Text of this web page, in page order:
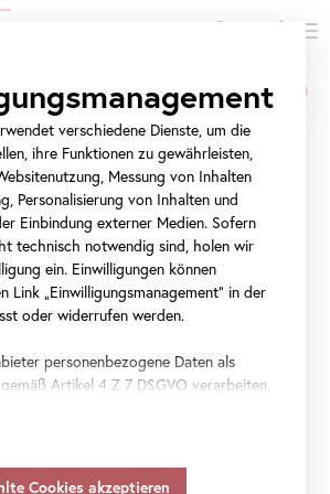
und Schule
Wie miteinander
Themen bestimmen unseren
benötigen wir, um uns
stellen zu können? Kunst
mit Vergangenheit, Gegenwart und
Sie hilft uns, unsere Welt
kennenzulernen und zu verstehen.
sich an drei Standorten
Kunst aus Österreich im
diese Erfahrungen und Visionen
verschiedene Dienste, um die
ihre Funktionen zu gewährleisten,
Messung von Inhalten
Personalisierung von Inhalten und
Einbindung externer Medien. Sofern
technisch notwendig sind, holen wir
ein. Einwilligungen können
Link „Einwilligungsmanagement“ in der
oder widerrufen werden.
personenbezogene Daten als
Artikel 4 Z 7 DSGVO verarbeiten,
auch für die Weitergabe an den
ohne Vorliegen eines